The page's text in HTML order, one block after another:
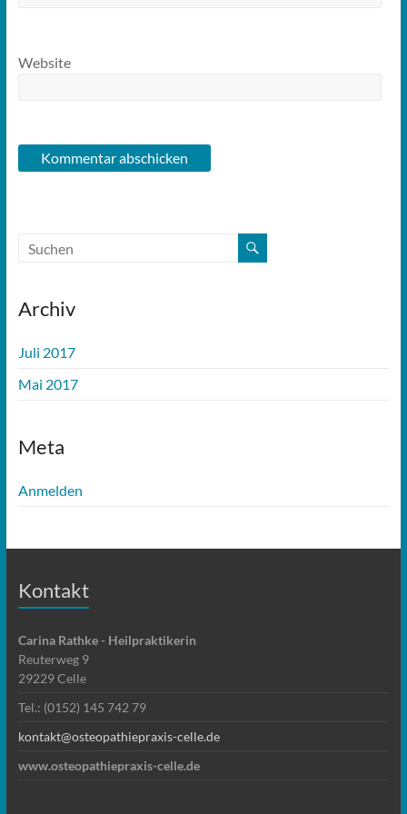
Website
Archiv
Juli 2017
Mai 2017
Meta
Anmelden
Kontakt
Carina Rathke - Heilpraktikerin
Reuterweg 9
29229 Celle
Tel.: (0152) 145 742 79
kontakt@osteopathiepraxis-celle.de
www.osteopathiepraxis-celle.de